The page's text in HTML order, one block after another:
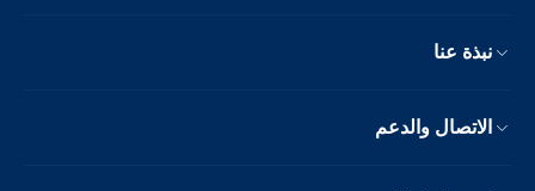
نبذة عنا
الاتصال والدعم